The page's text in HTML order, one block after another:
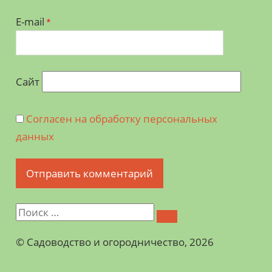
E-mail *
Сайт
Согласен на обработку персональных
данных
©️ Садоводство и огородничество, 2026